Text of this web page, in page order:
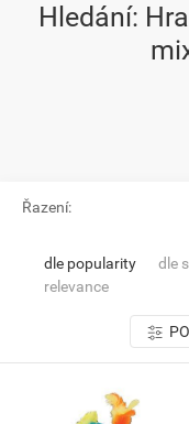
Hledání:
Řazení:
dle popularity dle
relevance